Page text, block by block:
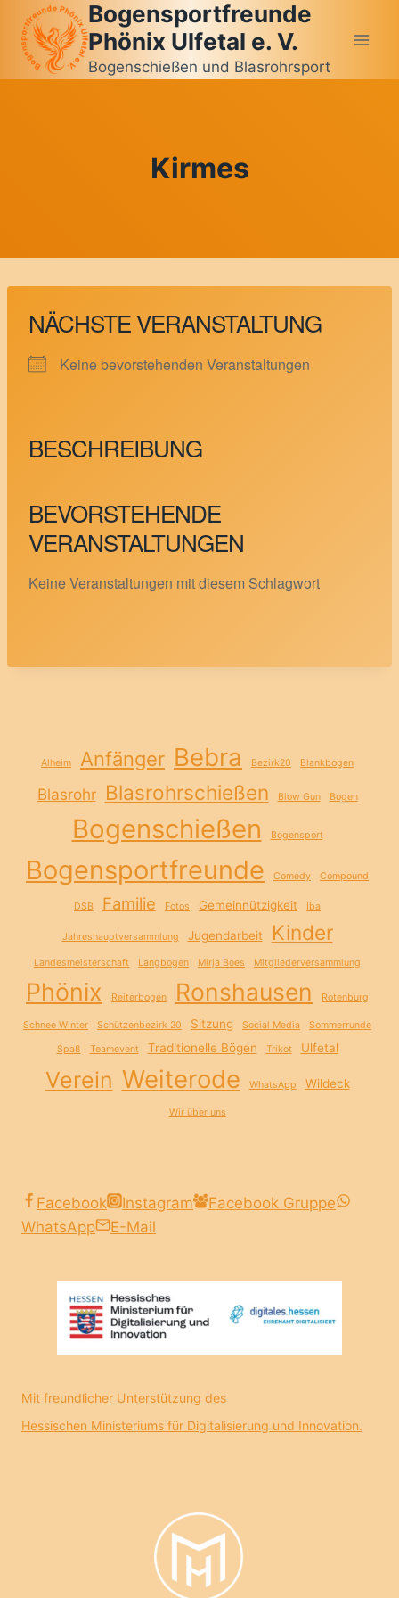
Zum
Inhalt
springen
Bogensportfreunde
Phönix Ulfetal e. V.
Bogenschießen und Blasrohrsport
Kirmes
NÄCHSTE VERANSTALTUNG
Keine bevorstehenden Veranstaltungen
BESCHREIBUNG
BEVORSTEHENDE
VERANSTALTUNGEN
Keine Veranstaltungen mit diesem Schlagwort
Alheim Anfänger Bebra Bezirk20 Blankbogen
Blasrohr Blasrohrschießen Blow Gun Bogen
Bogenschießen Bogensport
Bogensportfreunde Comedy Compound
DSB Familie Fotos Gemeinnützigkeit Iba
Jahreshauptversammlung Jugendarbeit Kinder
Landesmeisterschaft Langbogen Mirja Boes Mitgliederversammlung
Phönix Reiterbogen Ronshausen Rotenburg
Schnee Winter Schützenbezirk 20 Sitzung Social Media Sommerrunde
Spaß Teamevent Traditionelle Bögen Trikot Ulfetal
Verein Weiterode WhatsApp Wildeck
Wir über uns
Facebook Instagram
Facebook Gruppe
WhatsApp
E-Mail
Mit freundlicher Unterstützung des
Hessischen Ministeriums für Digitalisierung und Innovation.